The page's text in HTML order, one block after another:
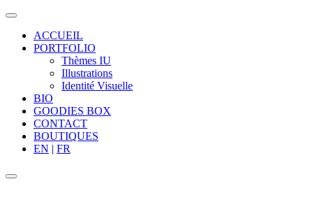
ACCUEIL
PORTFOLIO
Thèmes IU
Illustrations
Identité Visuelle
BIO
GOODIES BOX
CONTACT
BOUTIQUES
EN | FR